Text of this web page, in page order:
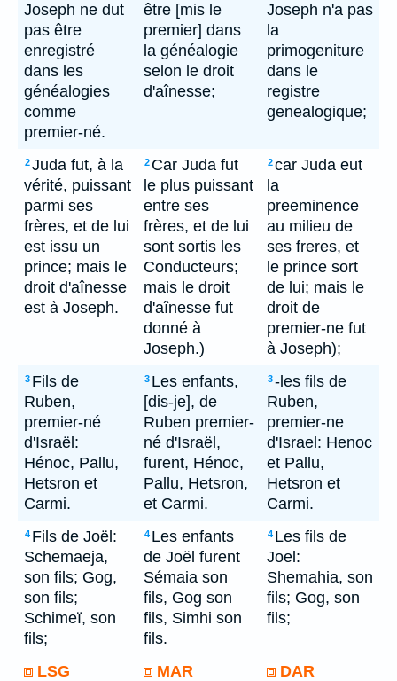
Joseph ne dut
pas être
enregistré
dans les
généalogies
comme
premier-né.
être [mis le
premier] dans
la généalogie
selon le droit
d'aînesse;
Joseph n'a pas
la
primogeniture
dans le
registre
genealogique;
2Juda fut, à la
vérité, puissant
parmi ses
frères, et de lui
est issu un
prince; mais le
droit d'aînesse
est à Joseph.
2 Car Juda fut
le plus puissant
entre ses
frères, et de lui
sont sortis les
Conducteurs;
mais le droit
d'aînesse fut
donné à
Joseph.)
2car Juda eut
la
preeminence
au milieu de
ses freres, et
le prince sort
de lui; mais le
droit de
premier-ne fut
à Joseph);
3 Fils de
Ruben,
premier-né
d'Israël:
Hénoc, Pallu,
Hetsron et
Carmi.
3 Les enfants,
[dis-je], de
Ruben premier-
né d'Israël,
furent, Hénoc,
Pallu, Hetsron,
et Carmi.
3-les fils de
Ruben,
premier-ne
d'Israel: Henoc
et Pallu,
Hetsron et
Carmi.
4 Fils de Joël:
Schemaeja,
son fils; Gog,
son fils;
Schimeï, son
fils;
4 Les enfants
de Joël furent
Sémaia son
fils, Gog son
fils, Simhi son
fils.
4 Les fils de
Joel:
Shemahia, son
fils; Gog, son
fils;
LSG MAR DAR